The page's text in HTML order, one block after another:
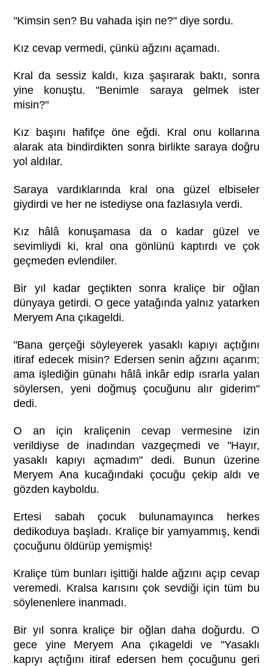
"Kimsin sen? Bu vahada işin ne?" diye sordu.
Kız cevap vermedi, çünkü ağzını açamadı.
Kral da sessiz kaldı, kıza şaşırarak baktı, sonra
yine konuştu. "Benimle saraya gelmek ister
misin?"
Kız başını hafifçe öne eğdi. Kral onu kollarına
alarak ata bindirdikten sonra birlikte saraya doğru
yol aldılar.
Saraya vardıklarında kral ona güzel elbiseler
giydirdi ve her ne istediyse ona fazlasıyla verdi.
Kız hâlâ konuşamasa da o kadar güzel ve
sevimliydi ki, kral ona gönlünü kaptırdı ve çok
geçmeden evlendiler.
Bir yıl kadar geçtikten sonra kraliçe bir oğlan
dünyaya getirdi. O gece yatağında yalnız yatarken
Meryem Ana çıkageldi.
"Bana gerçeği söyleyerek yasaklı kapıyı açtığını
itiraf edecek misin? Edersen senin ağzını açarım;
ama işlediğin günahı hâlâ inkâr edip ısrarla yalan
söylersen, yeni doğmuş çocuğunu alır giderim"
dedi.
O an için kraliçenin cevap vermesine izin
verildiyse de inadından vazgeçmedi ve "Hayır,
yasaklı kapıyı açmadım" dedi. Bunun üzerine
Meryem Ana kucağındaki çocuğu çekip aldı ve
gözden kayboldu.
Ertesi sabah çocuk bulunamayınca herkes
dedikoduya başladı. Kraliçe bir yamyammış, kendi
çocuğunu öldürüp yemişmiş!
Kraliçe tüm bunları işittiği halde ağzını açıp cevap
veremedi. Kralsa karısını çok sevdiği için tüm bu
söylenenlere inanmadı.
Bir yıl sonra kraliçe bir oğlan daha doğurdu. O
gece yine Meryem Ana çıkageldi ve "Yasaklı
kapıyı açtığını itiraf edersen hem çocuğunu geri